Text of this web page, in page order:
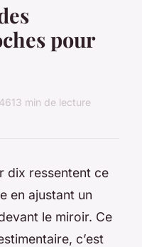
pour
13 min de lecture
dix ressentent ce
en ajustant un
le miroir. Ce
c’est